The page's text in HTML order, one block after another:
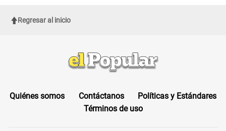
Regresar al inicio
Quiénes somos Contáctanos
Políticas y Estándares
Términos de uso